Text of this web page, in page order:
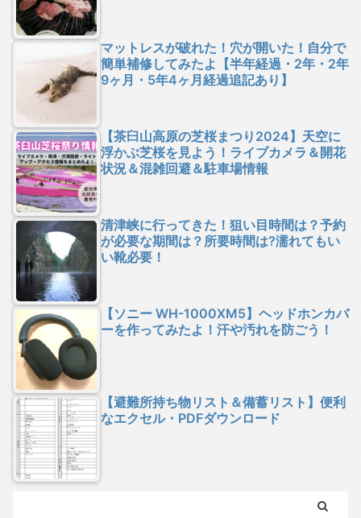
マットレスが破れた！穴が開いた！自分で
簡単補修してみたよ【半年経過・2年・2年
9ヶ月・5年4ヶ月経過追記あり】
【茶臼山高原の芝桜まつり2024】天空に
浮かぶ芝桜を見よう！ライブカメラ＆開花
状況＆混雑回避＆駐車場情報
清津峡に行ってきた！狙い目時間は？予約
が必要な期間は？所要時間は?濡れてもい
い靴必要！
【ソニー WH-1000XM5】ヘッドホンカバ
ーを作ってみたよ！汗や汚れを防ごう！
【避難所持ち物リスト＆備蓄リスト】便利
なエクセル・PDFダウンロード